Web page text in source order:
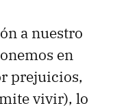
a nuestro
en
prejuicios,
vivir), lo